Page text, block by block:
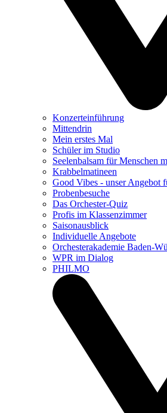
Konzerteinführung
Mittendrin
Mein erstes Mal
Schüler im Studio
Seelenbalsam für Menschen
Krabbelmatineen
Good Vibes - unser Angebot
Probenbesuche
Das Orchester-Quiz
Profis im Klassenzimmer
Saisonausblick
Individuelle Angebote
Orchesterakademie Baden-
WPR im Dialog
PHILMO